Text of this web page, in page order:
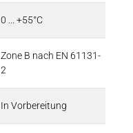
0 ... +55°C
Zone B nach EN 61131-
2
In Vorbereitung